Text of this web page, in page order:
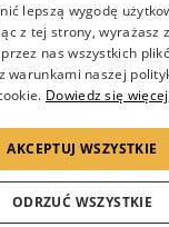
na naszej
poczynając
realizacji.
nasz
albo
lepszą wygodę
z tej strony, wyrażasz
nas wszystkich
warunkami naszej
Dowiedz się więcej
AKCEPTUJ WSZYSTKIE
ODRZUĆ WSZYSTKIE